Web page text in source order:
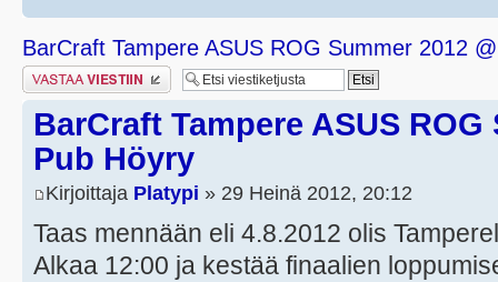
BarCraft Tampere ASUS ROG Summer 2012
Lähetä vastaus
BarCraft Tampere ASUS ROG
Pub Höyry
Kirjoittaja Platypi » 29 Heinä 2012, 20:12
Taas mennään eli 4.8.2012 olis
Alkaa 12:00 ja kestää finaalien